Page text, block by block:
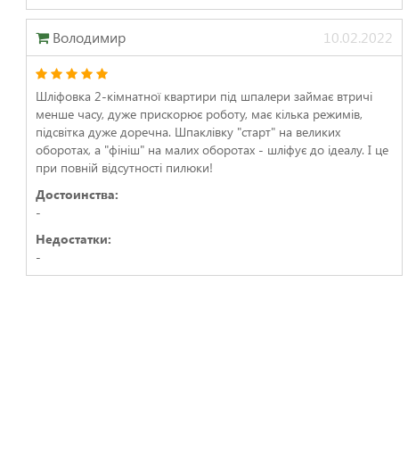
Володимир 10.02.2022
Шліфовка 2-кімнатної квартири під шпалери займає втричі
менше часу, дуже прискорює роботу, має кілька режимів,
підсвітка дуже доречна. Шпаклівку "старт" на великих
оборотах, а "фініш" на малих оборотах - шліфує до ідеалу. І це
при повній відсутності пилюки!
Достоинства:
-
Недостатки:
-